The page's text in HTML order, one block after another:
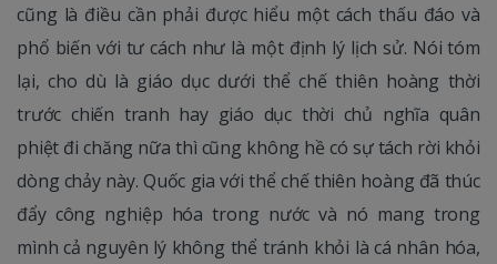
cũng là điều cần phải được hiểu một cách thấu đáo và
phổ biến với tư cách như là một định lý lịch sử. Nói tóm
lại, cho dù là giáo dục dưới thể chế thiên hoàng thời
trước chiến tranh hay giáo dục thời chủ nghĩa quân
phiệt đi chăng nữa thì cũng không hề có sự tách rời khỏi
dòng chảy này. Quốc gia với thể chế thiên hoàng đã thúc
đẩy công nghiệp hóa trong nước và nó mang trong
mình cả nguyên lý không thể tránh khỏi là cá nhân hóa,